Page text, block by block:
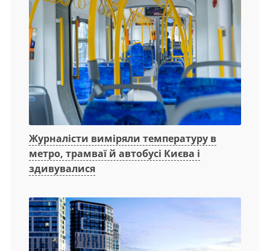
Журналісти виміряли температуру в
метро, трамваї й автобусі Києва і
здивувалися